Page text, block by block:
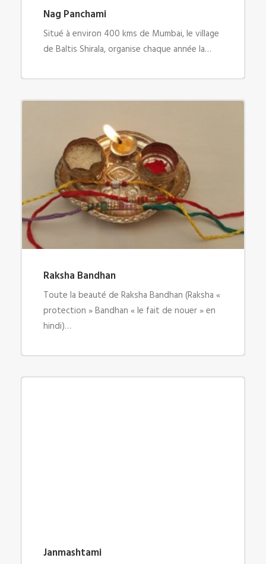
Nag Panchami
Situé à environ 400 kms de Mumbai, le village
de Baltis Shirala, organise chaque année la…
Raksha Bandhan
Toute la beauté de Raksha Bandhan (Raksha «
protection » Bandhan « le fait de nouer » en
hindi)…
Janmashtami